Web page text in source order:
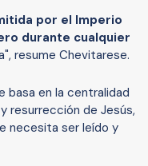
por el Imperio
durante cualquier
resume Chevitarese.
basa en la centralidad
resurrección de Jesús,
necesita ser leído y